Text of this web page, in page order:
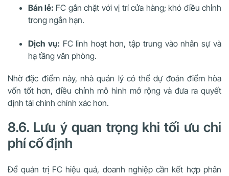
Bán lẻ: FC gắn chặt với vị trí cửa hàng; khó điều chỉnh
trong ngắn hạn.
Dịch vụ: FC linh hoạt hơn, tập trung vào nhân sự và
hạ tầng văn phòng.
Nhờ đặc điểm này, nhà quản lý có thể dự đoán điểm hòa
vốn tốt hơn, điều chỉnh mô hình mở rộng và đưa ra quyết
định tài chính chính xác hơn.
8.6. Lưu ý quan trọng khi tối ưu chi
phí cố định
Để quản trị FC hiệu quả, doanh nghiệp cần kết hợp phân